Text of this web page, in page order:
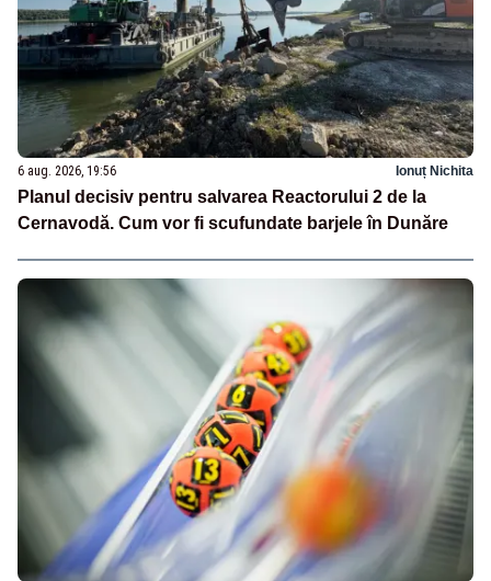
6 aug. 2026, 19:56 Ionuț Nichita
Planul decisiv pentru salvarea Reactorului 2 de la
Cernavodă. Cum vor fi scufundate barjele în Dunăre